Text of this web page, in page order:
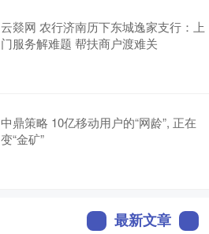
云燚网 农行济南历下东城逸家支行：上
门服务解难题 帮扶商户渡难关
中鼎策略 10亿移动用户的“网龄”, 正在
变“金矿”
最新文章